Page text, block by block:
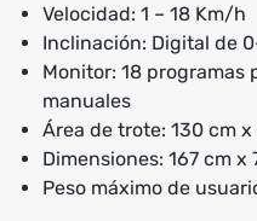
Velocidad: 1 – 18 Km/h
Inclinación: Digital de
Monitor: 18 programas
manuales
Área de trote: 130 cm
Dimensiones: 167 cm x
Peso máximo de